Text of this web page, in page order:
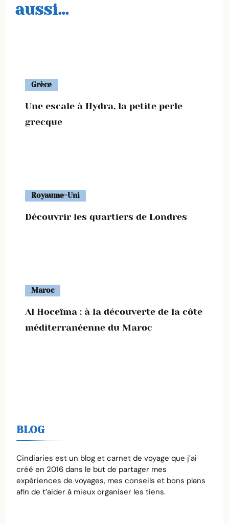
aussi...
Grèce
Une escale à Hydra, la petite perle
grecque
Royaume-Uni
Découvrir les quartiers de Londres
Maroc
Al Hoceïma : à la découverte de la côte
méditerranéenne du Maroc
BLOG
Cindiaries est un blog et carnet de voyage que j’ai
créé en 2016 dans le but de partager mes
expériences de voyages, mes conseils et bons plans
afin de t’aider à mieux organiser les tiens.